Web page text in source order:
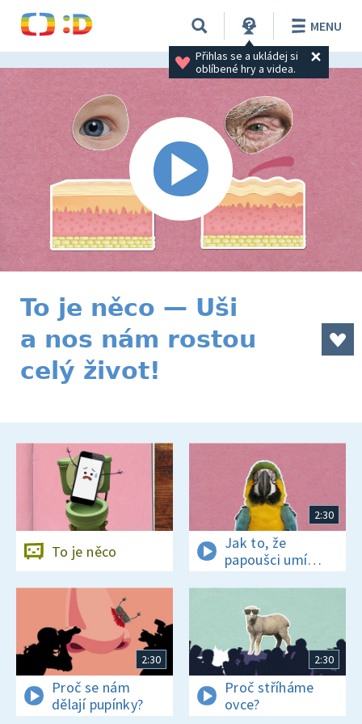
Přihlas se a ukládej si
oblíbené hry a videa.
MENU
To je něco — Uši
a nos nám rostou
celý život!
To je něco
2:30
Jak to, že
papoušci umí
mluvit?
2:30
Proč se nám
dělají pupínky?
2:30
Proč stříháme
ovce?